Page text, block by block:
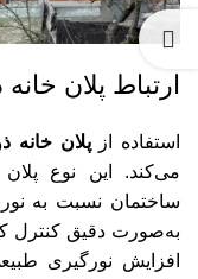
ارتباط پلان
استفاده ازپلان خانه
می‌کند. این نوع
ساختمان نسبت به نور
به‌صورت دقیق کنترل
افزایش نورگیری